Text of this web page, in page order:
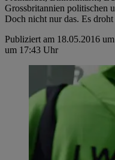
Grossbritannien politischen
Doch nicht nur das. Es
Publiziert am 18.05.2016
um 17:43 Uhr